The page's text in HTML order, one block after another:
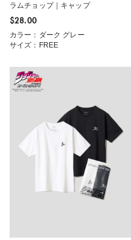
ラムチョップ｜キャップ
$‌28.00
カラー：ダーク グレー
サイズ：FREE